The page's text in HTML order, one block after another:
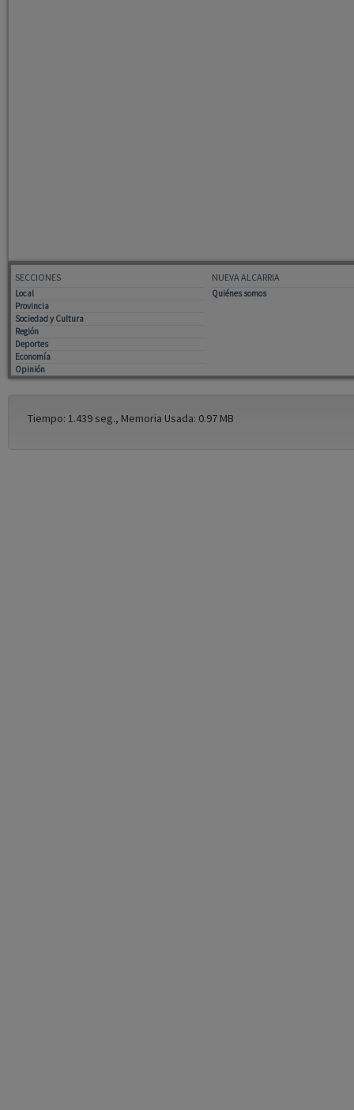
SECCIONES
Local
Provincia
Sociedad y Cultura
Región
Deportes
Economía
Opinión
NUEVA ALCARRIA
Quiénes somos
Tiempo: 1.439 seg., Memoria Usada: 0.97 MB